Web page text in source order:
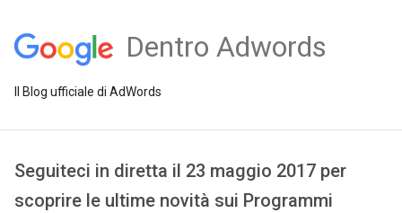
Dentro Adwords
Il Blog ufficiale di AdWords
Seguiteci in diretta il 23 maggio 2017 per
scoprire le ultime novità sui Programmi